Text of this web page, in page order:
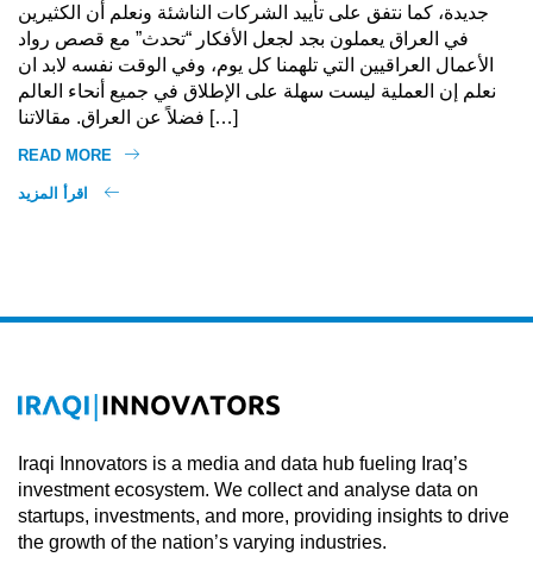
جديدة، كما نتفق على تأييد الشركات الناشئة ونعلم أن الكثيرين
في العراق يعملون بجد لجعل الأفكار “تحدث” مع قصص رواد
الأعمال العراقيين التي تلهمنا كل يوم، وفي الوقت نفسه لابد ان
نعلم إن العملية ليست سهلة على الإطلاق في جميع أنحاء العالم
فضلاً عن العراق. مقالاتنا […]
READ MORE
Iraqi Innovators is a media and data hub fueling Iraq’s
investment ecosystem. We collect and analyse data on
startups, investments, and more, providing insights to drive
the growth of the nation’s varying industries.